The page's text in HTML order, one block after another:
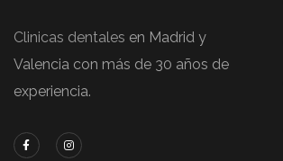
Clinicas dentales en Madrid y
Valencia con más de 30 años de
experiencia.